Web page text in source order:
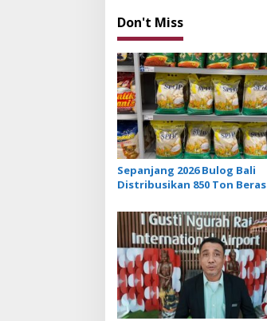
a
t
i
o
n
Don't Miss
Sepanjang 2026 Bulog Bali
Distribusikan 850 Ton Beras
Moderen